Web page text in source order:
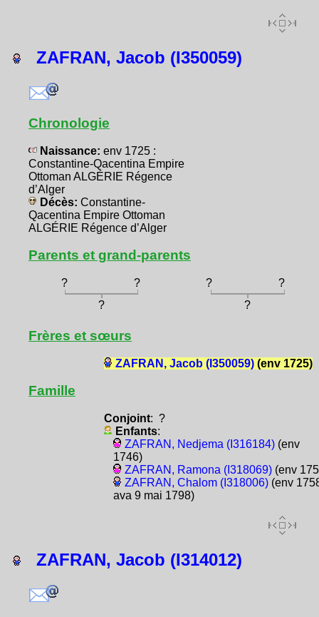
ZAFRAN, Jacob (I350059)
Chronologie
Naissance: env 1725 :
Constantine-Qacentina Empire
Ottoman ALGÉRIE Régence
d’Alger
Décès: Constantine-
Qacentina Empire Ottoman
ALGÉRIE Régence d’Alger
Parents et grand-parents
? ? ?
?
?
?
Frères et sœurs
ZAFRAN, Jacob (I350059)(env 1725)
Famille
Conjoint: ?
Enfants:
ZAFRAN, Nedjema (I316184)(env
1746)
ZAFRAN, Ramona (I318069)(env
ZAFRAN, Chalom (I318006)(env
ava 9 mai 1798)
ZAFRAN, Jacob (I314012)